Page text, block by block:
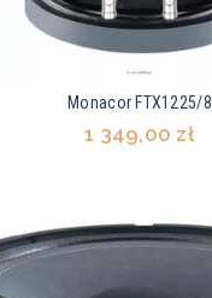
Monacor FTX1225/8
1 349,00 zł